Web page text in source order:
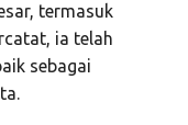
termasuk
ia telah
sebagai